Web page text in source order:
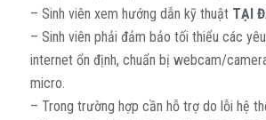
– Sinh viên xem hướng dẫn kỹ thuật TẠI
– Sinh viên phải đảm bảo tối thiểu các
internet ổn định, chuẩn bị webcam/
micro.
– Trong trường hợp cần hỗ trợ do lỗi hệ